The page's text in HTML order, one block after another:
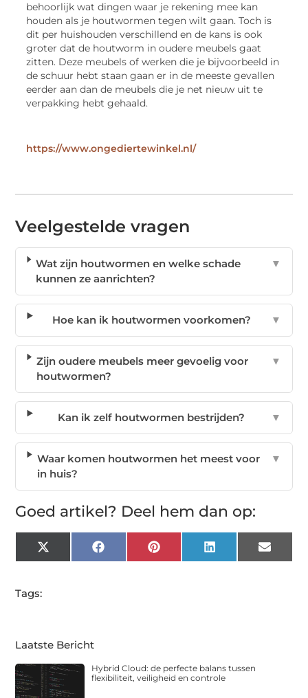
behoorlijk wat dingen waar je rekening mee kan
houden als je houtwormen tegen wilt gaan. Toch is
dit per huishouden verschillend en de kans is ook
groter dat de houtworm in oudere meubels gaat
zitten. Deze meubels of werken die je bijvoorbeeld in
de schuur hebt staan gaan er in de meeste gevallen
eerder aan dan de meubels die je net nieuw uit te
verpakking hebt gehaald.
https://www.ongediertewinkel.nl/
Veelgestelde vragen
Wat zijn houtwormen en welke schade
kunnen ze aanrichten?
▼
Hoe kan ik houtwormen voorkomen? ▼
Zijn oudere meubels meer gevoelig voor
houtwormen?
▼
Kan ik zelf houtwormen bestrijden? ▼
Waar komen houtwormen het meest voor
in huis?
▼
Goed artikel? Deel hem dan op:
X
(Twitter)
FacebookPinterest LinkedIn Email
Tags:
Laatste Bericht
Hybrid Cloud: de perfecte balans tussen
flexibiliteit, veiligheid en controle